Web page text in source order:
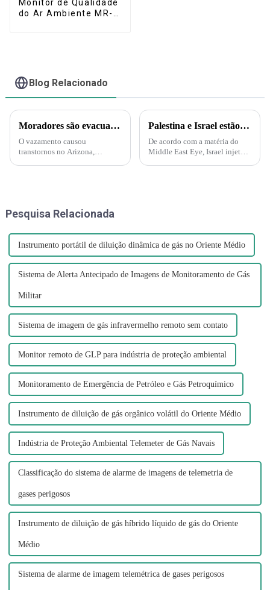
Monitor de Qualidade
do Ar Ambiente MR-A
Blog Relacionado
Moradores são evacuados após vazamento de ácido nítrico no Arizona – Mas o que é esse ácido?
O vazamento causou
transtornos no Arizona,
produz nitrogênio...
Palestina e Israel estão iniciando uma guerra biológica e química. A Força Delta aparece e injeta gás nervoso em túneis subterrâneos em Gaza!
De acordo com a matéria do
Middle East Eye, Israel injetará
Pesquisa Relacionada
Instrumento portátil de diluição dinâmica de gás no Oriente Médio
Sistema de Alerta Antecipado de Imagens de Monitoramento de Gás
Militar
Sistema de imagem de gás infravermelho remoto sem contato
Monitor remoto de GLP para indústria de proteção ambiental
Monitoramento de Emergência de Petróleo e Gás Petroquímico
Instrumento de diluição de gás orgânico volátil do Oriente Médio
Indústria de Proteção Ambiental Telemeter de Gás Navais
Classificação do sistema de alarme de imagens de telemetria de
gases perigosos
Instrumento de diluição de gás híbrido líquido de gás do Oriente
Médio
Sistema de alarme de imagem telemétrica de gases perigosos